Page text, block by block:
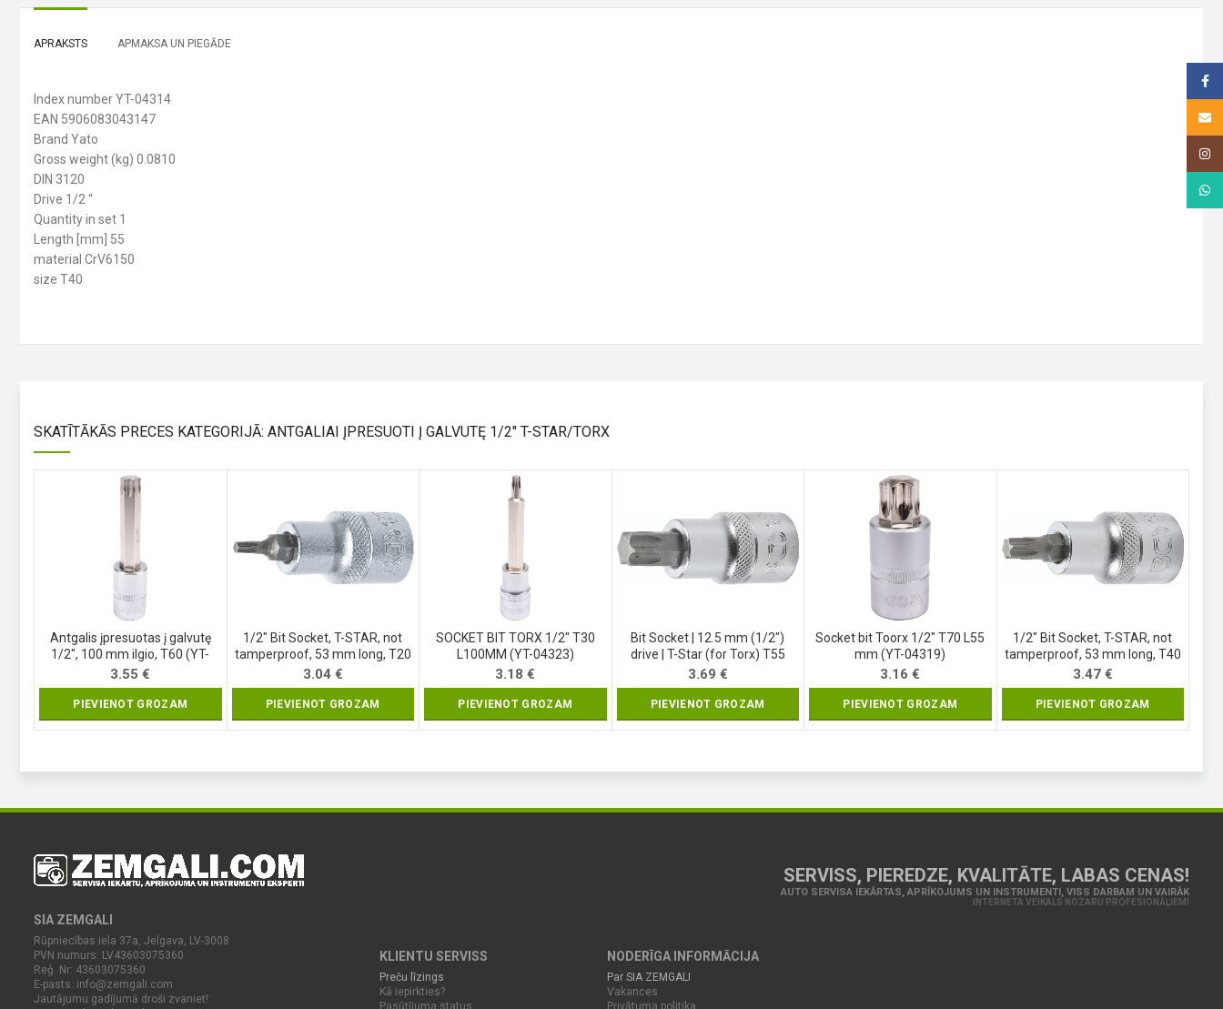
APRAKSTS APMAKSA UN PIEGĀDE
Index number YT-04314
EAN 5906083043147
Brand Yato
Gross weight (kg) 0.0810
DIN 3120
Drive 1/2 “
Quantity in set 1
Length [mm] 55
material CrV6150
size T40
SKATĪTĀKĀS PRECES KATEGORIJĀ: ANTGALIAI ĮPRESUOTI Į GALVUTĘ 1/2" T-STAR/TORX
Antgalis įpresuotas į galvutę
1/2″, 100 mm ilgio, T60 (YT-
04328)
3.55€
PIEVIENOT GROZAM
1/2″ Bit Socket, T-STAR, not
tamperproof, 53 mm long, T20
(4369)
3.04 €
PIEVIENOT GROZAM
SOCKET BIT TORX 1/2″ T30
L100MM (YT-04323)
3.18€
PIEVIENOT GROZAM
Bit Socket | 12.5 mm (1/2″)
drive | T-Star (for Torx) T55
(4375)
3.69 €
PIEVIENOT GROZAM
Socket bit Toorx 1/2″ T70 L55
mm (YT-04319)
3.16€
PIEVIENOT GROZAM
1/2″ Bit Socket, T-STAR, not
tamperproof, 53 mm long, T40
(4372)
3.47 €
PIEVIENOT GROZAM
SIA ZEMGALI
Rūpniecības iela 37a, Jelgava, LV-3008
PVN numurs: LV43603075360
Reģ. Nr: 43603075360
E-pasts: info@zemgali.com
Jautājumu gadījumā droši zvaniet!:
SERVISS, PIEREDZE, KVALITĀTE, LABAS CENAS!
AUTO SERVISA IEKĀRTAS, APRĪKOJUMS UN INSTRUMENTI, VISS DARBAM UN VAIRĀK
INTERNETA VEIKALS NOZARU PROFESIONĀĻIEM!
KLIENTU SERVISS
Preču līzings
Kā iepirkties?
Pasūtījuma status
NODERĪGA INFORMĀCIJA
Par SIA ZEMGALI
Vakances
Privātuma politika
Email